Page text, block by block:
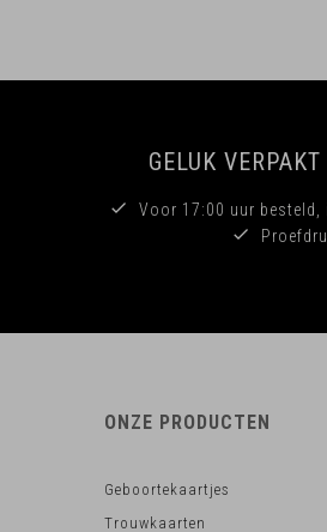
GELUK
Voor 17:00 uur
ONZE PRODUCTEN
Geboortekaartjes
Trouwkaarten